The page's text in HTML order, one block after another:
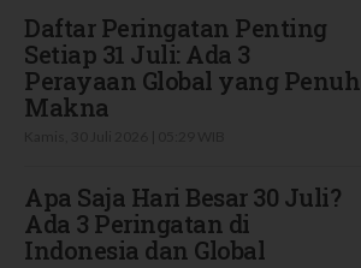
Daftar Peringatan Penting
Setiap 31 Juli: Ada 3
Perayaan Global yang Penuh
Makna
Apa Saja Hari Besar 30 Juli?
Ada 3 Peringatan di
Indonesia dan Global